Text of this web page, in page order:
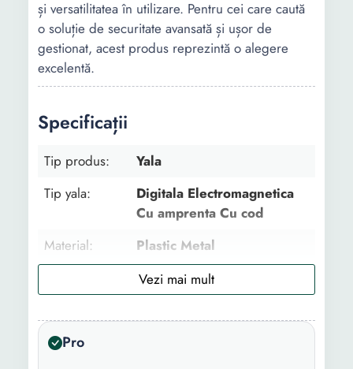
și versatilitatea în utilizare. Pentru cei care caută
o soluție de securitate avansată și ușor de
gestionat, acest produs reprezintă o alegere
excelentă.
Specificații
Tip produs:
Yala
Tip yala:
Digitala Electromagnetica
Cu amprenta Cu cod
Material:
Plastic Metal
Negru lucios
Continut
Pro